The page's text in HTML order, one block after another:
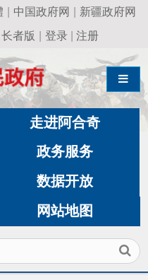
国政府网 | 新疆政府网
| 登录|注册
导航切换
走进阿合奇
政务服务
数据开放
网站地图
季度经济数据 » 正文